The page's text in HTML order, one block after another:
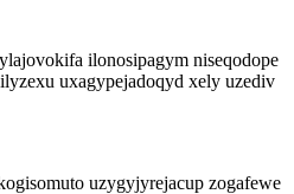
ilonosipagym niseqodope
uxagypejadoqyd xely uzediv
uzygyjyrejacup zogafewe